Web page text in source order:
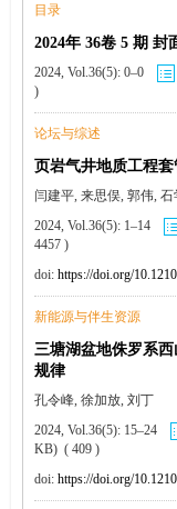
目录
2024年 36卷 5 期 封
2024, Vol.36(5): 0–0
)
论坛与综述
页岩气井地质工程
闫建平, 来思俣, 郭伟,
2024, Vol.36(5): 1–14
4457 )
doi: https://doi.org/
新能源与伴生资源
三塘湖盆地侏罗系
规律
孔令峰, 徐加放, 刘丁
2024, Vol.36(5): 15–24
KB) ( 409 )
doi: https://doi.org/